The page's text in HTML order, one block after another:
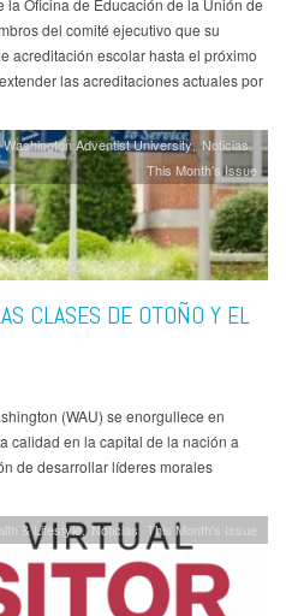
la Oficina de Educación de la Unión de
del comité ejecutivo que su
acreditación escolar hasta el próximo
las acreditaciones actuales por
Washington Adventist University Noticias
This Month's Issue
CLASES DE OTOÑO Y EL
(WAU) se enorgullece en
calidad en la capital de la nación a
de desarrollar líderes morales
& Lifestyle Noticias This Month's Issue